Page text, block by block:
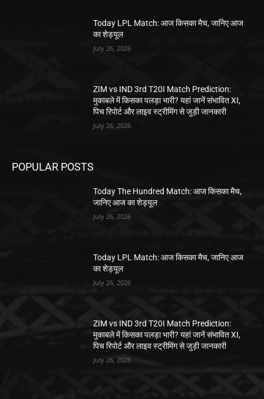
Today LPL Match: आज किसका मैच, जानिए आज
का शेड्यूल
July 26, 2026
ZIM vs IND 3rd T20I Match Prediction:
मुकाबले में किसका पलड़ा भारी? यहां जानें संभावित XI,
पिच रिपोर्ट और लाइव स्ट्रीमिंग से जुड़ी जानकारी
July 26, 2026
POPULAR POSTS
Today The Hundred Match: आज किसका मैच,
जानिए आज का शेड्यूल
July 26, 2026
Today LPL Match: आज किसका मैच, जानिए आज
का शेड्यूल
July 26, 2026
ZIM vs IND 3rd T20I Match Prediction:
मुकाबले में किसका पलड़ा भारी? यहां जानें संभावित XI,
पिच रिपोर्ट और लाइव स्ट्रीमिंग से जुड़ी जानकारी
July 26, 2026